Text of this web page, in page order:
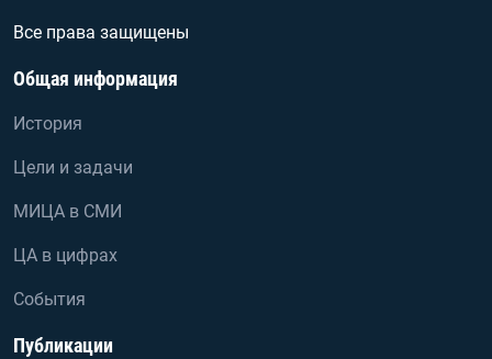
Все права защищены
Общая информация
История
Цели и задачи
МИЦА в СМИ
ЦА в цифрах
События
Публикации